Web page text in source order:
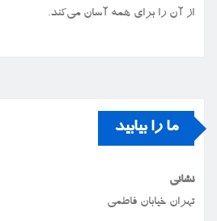
از آن را برای همه آسان می‌کند.
ما را بیابید
نشانی
تهران خیابان فاطمی